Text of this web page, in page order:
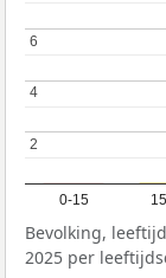
0-15
2
2
4
4
6
6
Bevolking,
2025 per